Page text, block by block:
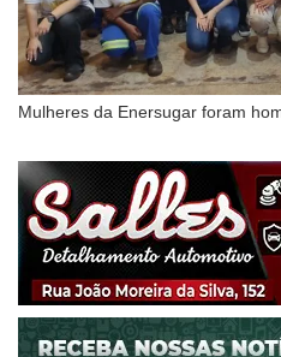
Mulheres da Enersugar foram